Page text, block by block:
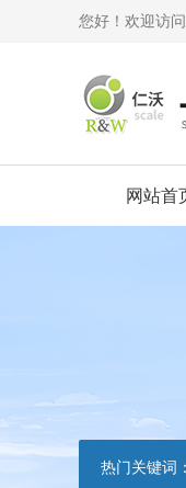
您好！欢迎访
网站首
热门关键词：